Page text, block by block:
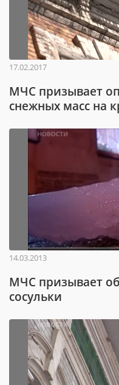
17.02.2017
МЧС призывает
снежных масс на
14.03.2013
МЧС призывает
сосульки